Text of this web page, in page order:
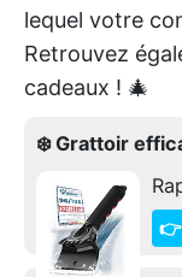
lequel votre
Retrouvez
cadeaux ! 🎄
❄️ Grattoir